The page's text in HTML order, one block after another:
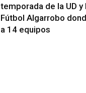
temporada de la UD y
Fútbol Algarrobo
a 14 equipos